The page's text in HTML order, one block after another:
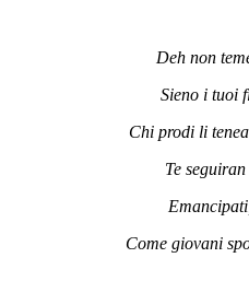
Deh non
Sieno i tuoi
Chi prodi li
Te
Come giovani